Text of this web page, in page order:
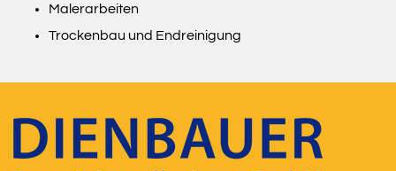
Malerarbeiten
Trockenbau und Endreinigung